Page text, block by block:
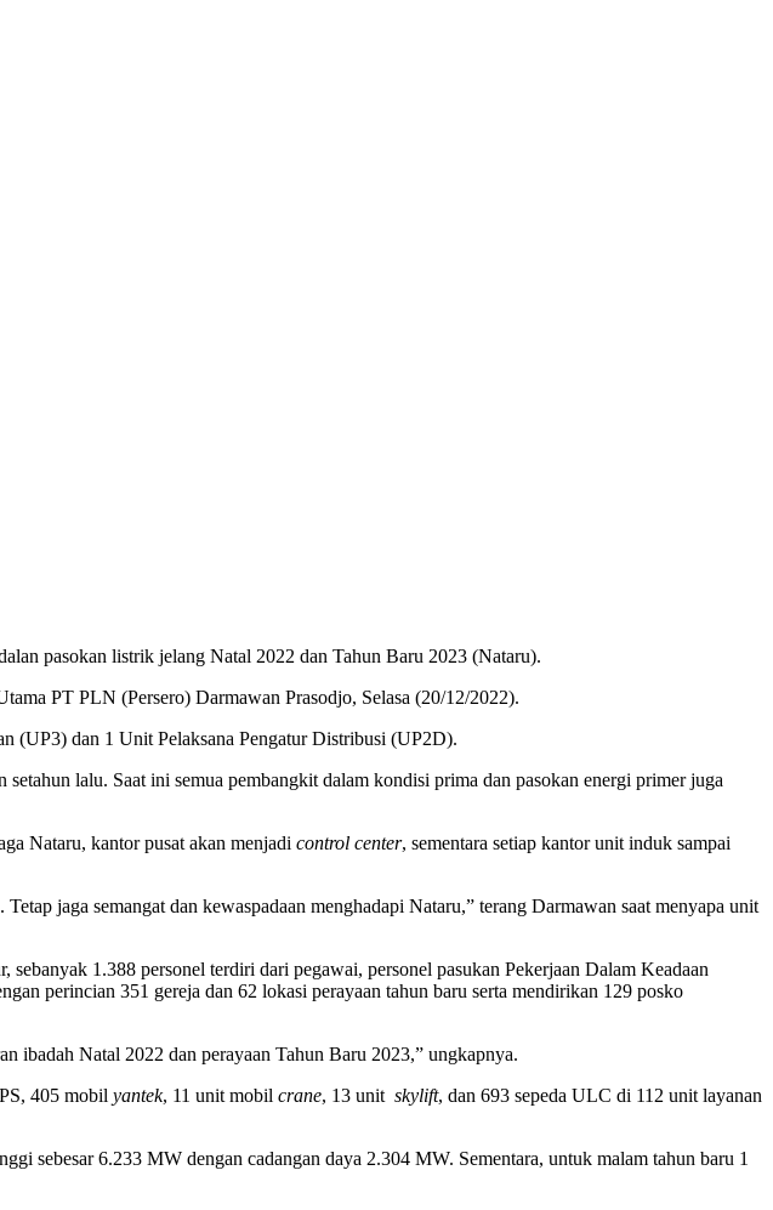
pasokan listrik jelang Natal 2022 dan Tahun Baru 2023 (Nataru).
PT PLN (Persero) Darmawan Prasodjo, Selasa (20/12/2022).
(UP3) dan 1 Unit Pelaksana Pengatur Distribusi (UP2D).
lalu. Saat ini semua pembangkit dalam kondisi prima dan pasokan energi primer juga
Nataru, kantor pusat akan menjadi control center, sementara setiap kantor unit induk sampai
jaga semangat dan kewaspadaan menghadapi Nataru,” terang Darmawan saat menyapa unit
1.388 personel terdiri dari pegawai, personel pasukan Pekerjaan Dalam Keadaan
perincian 351 gereja dan 62 lokasi perayaan tahun baru serta mendirikan 129 posko
ibadah Natal 2022 dan perayaan Tahun Baru 2023,” ungkapnya.
405 mobil yantek, 11 unit mobil crane, 13 unit skylift, dan 693 sepeda ULC di 112 unit layanan
sebesar 6.233 MW dengan cadangan daya 2.304 MW. Sementara, untuk malam tahun baru 1